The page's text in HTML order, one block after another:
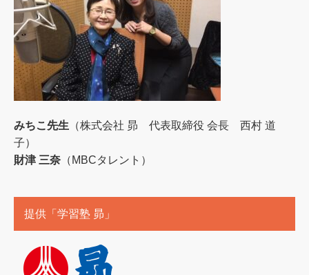
みちこ先生 （株式会社 昴 代表取締役 会長 西村 道
子）
財津 三奈 （MBCタレント）
提供「学習塾 昴」